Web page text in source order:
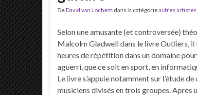
DeDavid van Lochem dans la catégorieautres artistes,
Selon une amusante (et controversée)
Malcolm Gladwell dans le livre Outliers,
heures de répétition dans un domaine
aguerri, que ce soit en sport, en
Le livre s’appuie notamment sur l’étude de
musiciens divisés en trois groupes. Après